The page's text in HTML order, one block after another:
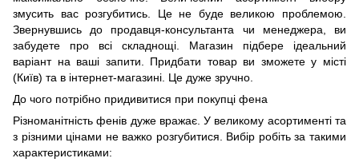
змусить вас розгубитись. Це не буде великою проблемою.
Звернувшись до продавця-консультанта чи менеджера, ви
забудете про всі складнощі. Магазин підбере ідеальний
варіант на ваші запити. Придбати товар ви зможете у місті
(Київ) та в інтернет-магазині. Це дуже зручно.
До чого потрібно придивитися при покупці фена
Різноманітність фенів дуже вражає. У великому асортименті та
з різними цінами не важко розгубитися. Вибір робіть за такими
характеристиками: